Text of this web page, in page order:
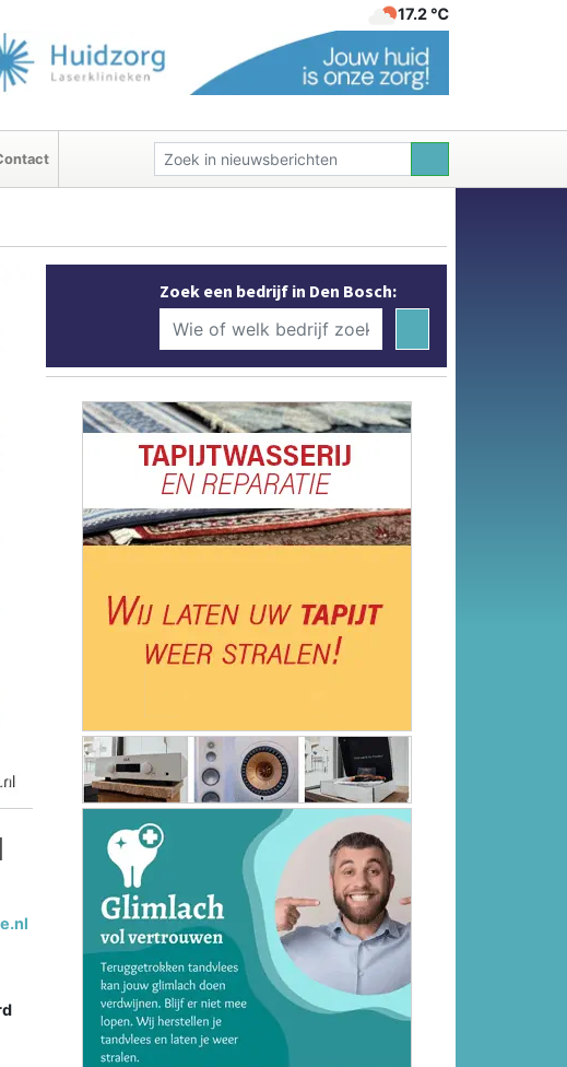
17.2 ℃
Zoek een bedrijf in Den Bosch: